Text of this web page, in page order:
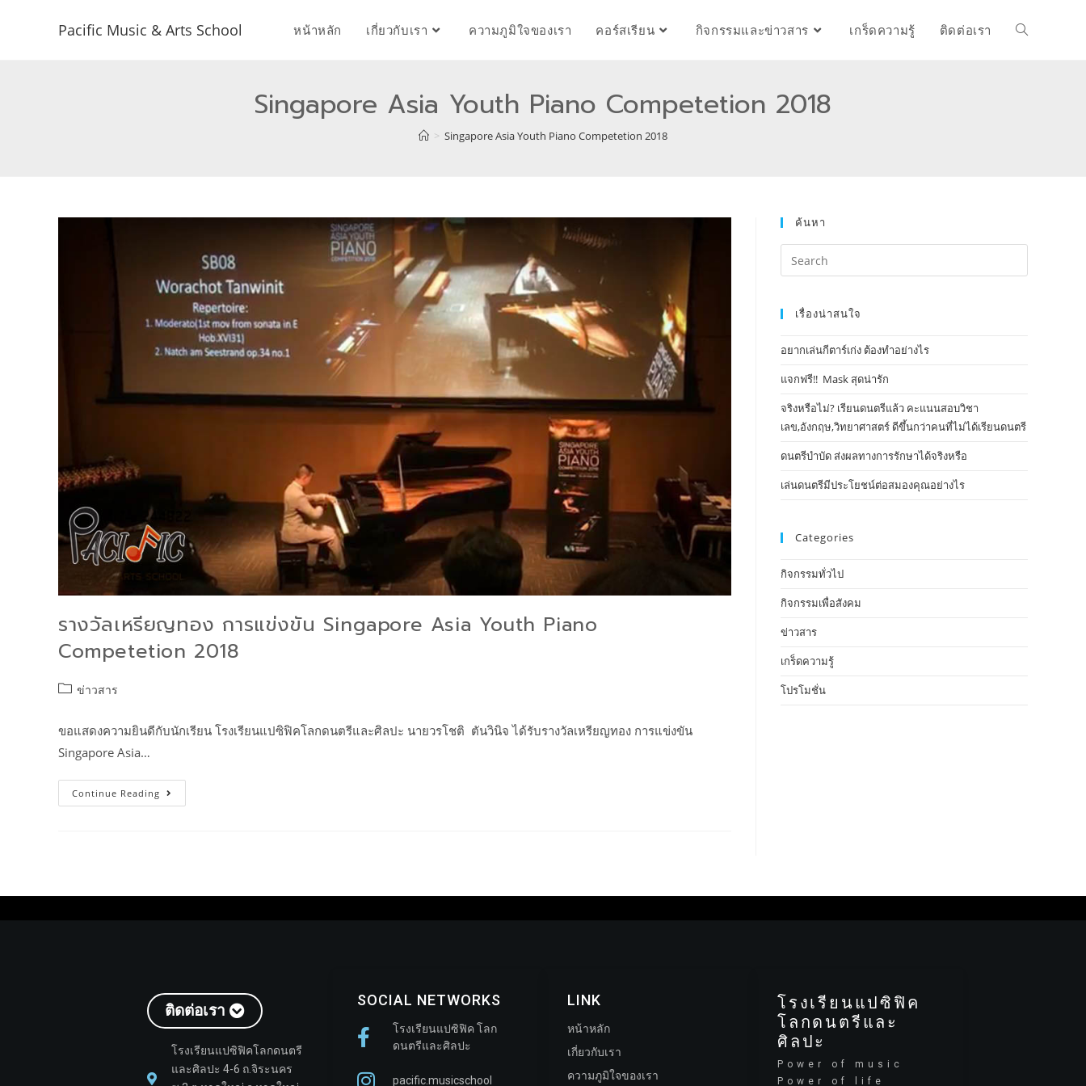
Pacific Music & Arts School หน้าหลัก เกี่ยวกับเรา ความภูมิใจของเรา คอร์สเรียน กิจกรรมและข่าวสาร เกร็ดความรู้ ติดต่อเรา
Singapore Asia Youth Piano Competetion 2018
> Singapore Asia Youth Piano Competetion 2018
รางวัลเหรียญทอง การแข่งขัน Singapore Asia Youth Piano
Competetion 2018
ข่าวสาร
ขอแสดงความยินดีกับนักเรียน โรงเรียนแปซิฟิคโลกดนตรีและศิลปะ นายวรโชติ ตันวินิจ ได้รับรางวัลเหรียญทอง การแข่งขัน
Singapore Asia…
Continue Reading
ค้นหา
เรื่องน่าสนใจ
อยากเล่นกีตาร์เก่ง ต้องทำอย่างไร
แจกฟรี!! Mask​ สุดน่ารัก
จริงหรือไม่? เรียนดนตรีแล้ว คะแนนสอบวิชา
เลข,อังกฤษ,วิทยาศาสตร์ ดีขึ้นกว่าคนที่ไม่ได้เรียนดนตรี
ดนตรีบำบัด ส่งผลทางการรักษาได้จริงหรือ
เล่นดนตรีมีประโยชน์ต่อสมองคุณอย่างไร
Categories
กิจกรรมทั่วไป
กิจกรรมเพื่อสังคม
ข่าวสาร
เกร็ดความรู้
โปรโมชั่น
ติดต่อเรา
โรงเรียนแปซิฟิคโลกดนตรี
และศิลปะ 4-6 ถ.จิระนคร
SOCIAL NETWORKS
โรงเรียนแปซิฟิค โลก
ดนตรีและศิลปะ
pacific.musicschool
LINK
หน้าหลัก
เกี่ยวกับเรา
ความภูมิใจของเรา
โรงเรียนแปซิฟิค
โลกดนตรีและ
ศิลปะ
Power of music
Power of life